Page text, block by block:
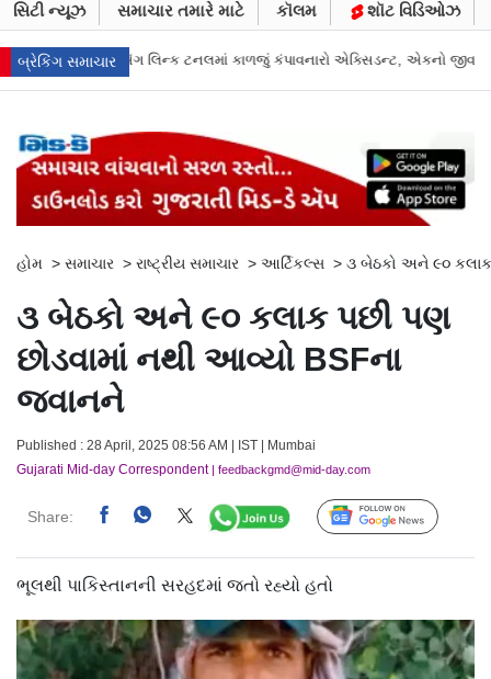
સિટી ન્યૂઝ સમાચાર તમારે માટે કૉલમ શૉટ વિડિઓઝ
બ્રેકિંગ સમાચાર
એક્સિડન્ટ, એકનો જીવ ગયો Gujarat News: મોરબીમાં મેજિક! કૂવાનું પાણી
હોમ > સમાચાર > રાષ્ટ્રીય સમાચાર > આર્ટિકલ્સ > ૩ બેઠકો અને ૯૦ કલાક
૩ બેઠકો અને ૯૦ કલાક પછી પણ
છોડવામાં નથી આવ્યો BSFના
જવાનને
Published : 28 April, 2025 08:56 AM | IST | Mumbai
Gujarati Mid-day Correspondent| feedbackgmd@mid-day.com
Share: Follow Us
ભૂલથી પાકિસ્તાનની સરહદમાં જતો રહ્યો હતો